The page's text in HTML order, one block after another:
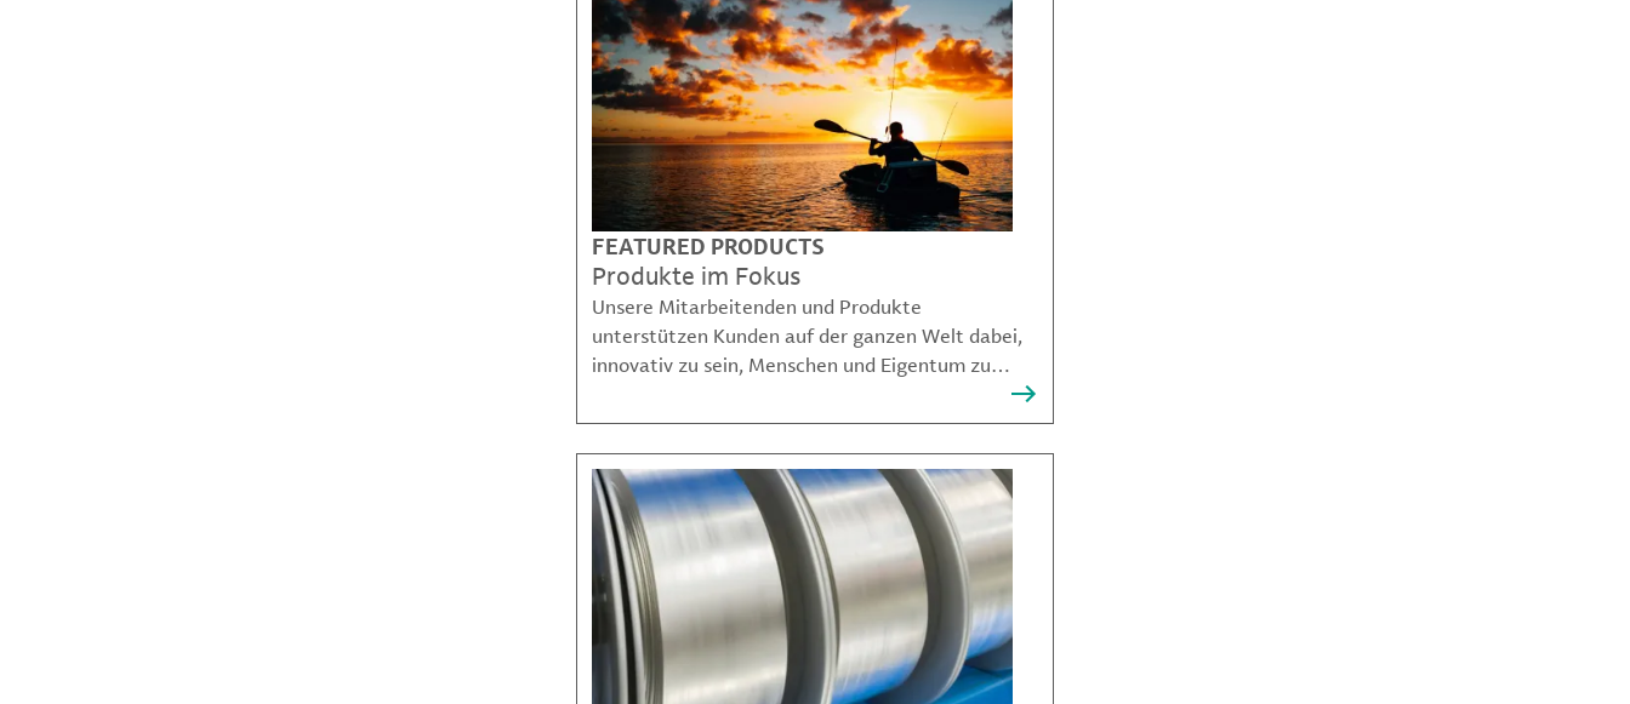
FEATURED PRODUCTS
Produkte im Fokus
Unsere Mitarbeitenden und Produkte
unterstützen Kunden auf der ganzen Welt dabei,
innovativ zu sein, Menschen und Eigentum zu
nachhaltigere Möglichkeiten für Mobilität,
Kommunikation und Wachstum zu schaffen.